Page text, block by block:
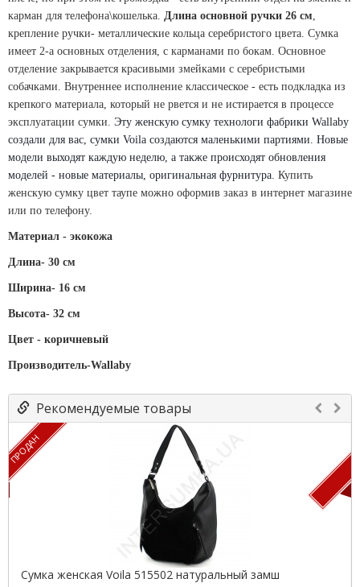
карман для телефона\кошелька. Длина основной ручки 26 см
крепление ручки- металлические кольца серебристого цвета. Сумка
имеет 2-а основных отделения, с карманами по бокам. Основное
отделение закрывается красивыми змейками с серебристыми
собачками. Внутреннее исполнение классическое - есть подкладка из
крепкого материала, который не рвется и не истирается в процессе
эксплуатации сумки. Эту женскую сумку технологи фабрики Wallaby
создали для вас, сумки Voila создаются маленькими партиями. Новые
модели выходят каждую неделю, а также происходят обновления
моделей - новые материалы, оригинальная фурнитура. Купить
женскую сумку цвет таупе можно оформив заказ в интернет магазине
или по телефону.
Материал - экокожа
Длина- 30 см
Ширина- 16 см
Высота- 32 см
Цвет - коричневый
Производитель-Wallaby
Рекомендуемые товары
ПРОДАН
Сумка женская Voila 515502 натуральный замш